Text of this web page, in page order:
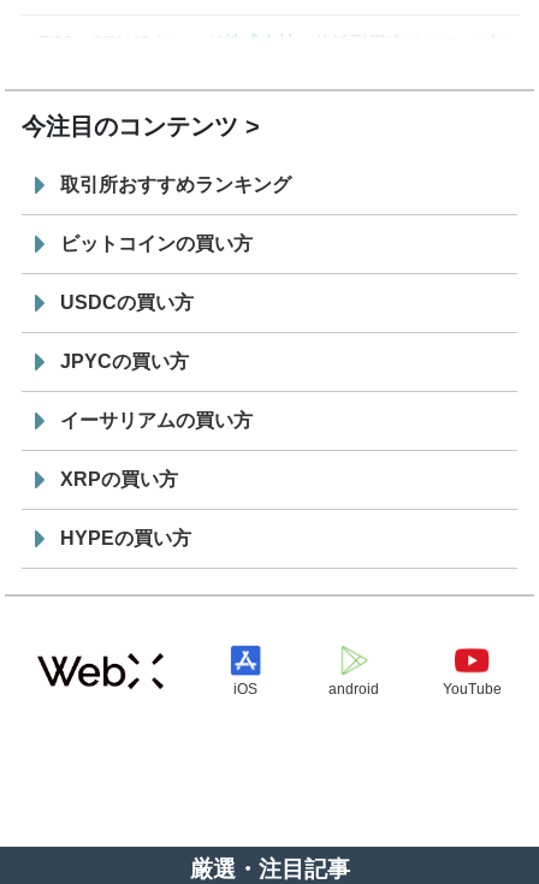
7/29
SBI VCトレード株式会社
信託型円建てステーブル
今注目のコンテンツ
取引所おすすめランキング
ビットコインの買い方
USDCの買い方
JPYCの買い方
イーサリアムの買い方
XRPの買い方
HYPEの買い方
iOS android YouTube
厳選・注目記事